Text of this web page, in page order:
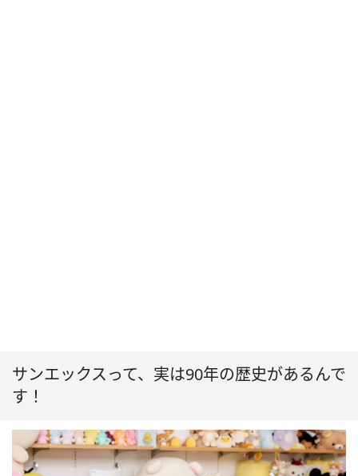
サンエックスって、実は90年の歴史があるんで
す！